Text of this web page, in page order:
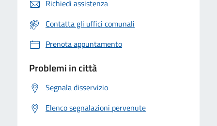
Richiedi assistenza
Contatta gli uffici comunali
Prenota appuntamento
Problemi in città
Segnala disservizio
Elenco segnalazioni pervenute